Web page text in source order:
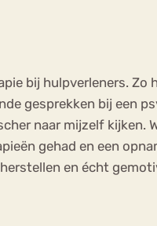
bij hulpverleners.
gesprekken bij een
naar mijzelf
gehad en een
en écht